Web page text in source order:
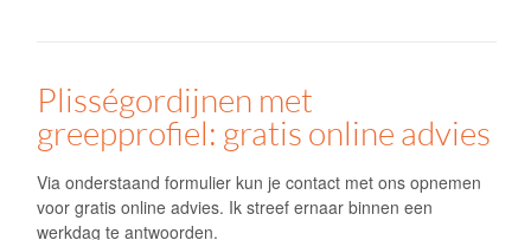
Plisségordijnen met
greepprofiel: gratis online advies
Via onderstaand formulier kun je contact met ons opnemen
voor gratis online advies. Ik streef ernaar binnen een
werkdag te antwoorden.